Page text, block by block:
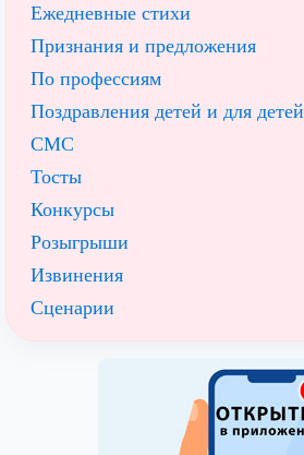
Ежедневные стихи
Признания и предложения
По профессиям
Поздравления детей и для детей
СМС
Тосты
Конкурсы
Розыгрыши
Извинения
Сценарии